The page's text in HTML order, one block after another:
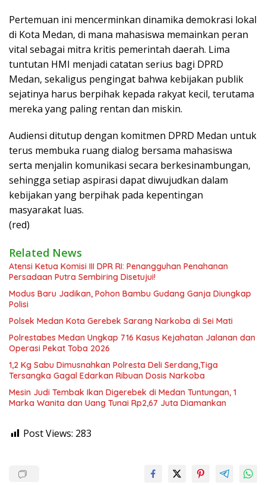
Pertemuan ini mencerminkan dinamika demokrasi lokal
di Kota Medan, di mana mahasiswa memainkan peran
vital sebagai mitra kritis pemerintah daerah. Lima
tuntutan HMI menjadi catatan serius bagi DPRD
Medan, sekaligus pengingat bahwa kebijakan publik
sejatinya harus berpihak kepada rakyat kecil, terutama
mereka yang paling rentan dan miskin.
Audiensi ditutup dengan komitmen DPRD Medan untuk
terus membuka ruang dialog bersama mahasiswa
serta menjalin komunikasi secara berkesinambungan,
sehingga setiap aspirasi dapat diwujudkan dalam
kebijakan yang berpihak pada kepentingan
masyarakat luas.
(red)
Related News
Atensi Ketua Komisi III DPR RI: Penangguhan Penahanan
Persadaan Putra Sembiring Disetujui!
Modus Baru Jadikan, Pohon Bambu Gudang Ganja Diungkap
Polisi
Polsek Medan Kota Gerebek Sarang Narkoba di Sei Mati
Polrestabes Medan Ungkap 716 Kasus Kejahatan Jalanan dan
Operasi Pekat Toba 2026
1,2 Kg Sabu Dimusnahkan Polresta Deli Serdang,Tiga
Tersangka Gagal Edarkan Ribuan Dosis Narkoba
Mesin Judi Tembak Ikan Digerebek di Medan Tuntungan, 1
Marka Wanita dan Uang Tunai Rp2,67 Juta Diamankan
Post Views: 283